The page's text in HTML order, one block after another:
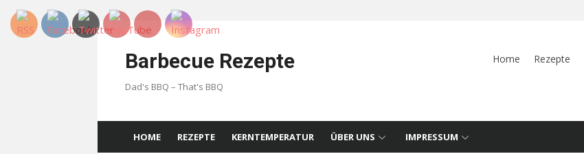
Skip
Barbecue Rezepte
Dad's BBQ – That's BBQ
Home Rezepte
HOME REZEPTE KERNTEMPERATUR ÜBER UNS IMPRESSUM